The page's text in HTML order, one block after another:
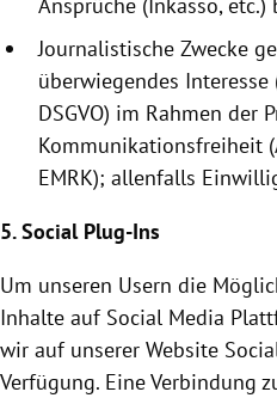
Journalistische Zwecke
überwiegendes
DSGVO) im Rahmen der
Kommunikationsfreiheit
EMRK); allenfalls
5. Social Plug-Ins
Um unseren Usern die
Inhalte auf Social Media
wir auf unserer Website
Verfügung. Eine Verbindung